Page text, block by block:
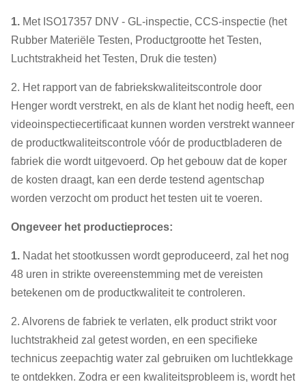
1. Met ISO17357 DNV - GL-inspectie, CCS-inspectie (het
Rubber Materiële Testen, Productgrootte het Testen,
Luchtstrakheid het Testen, Druk die testen)
2. Het rapport van de fabriekskwaliteitscontrole door
Henger wordt verstrekt, en als de klant het nodig heeft, een
videoinspectiecertificaat kunnen worden verstrekt wanneer
de productkwaliteitscontrole vóór de productbladeren de
fabriek die wordt uitgevoerd. Op het gebouw dat de koper
de kosten draagt, kan een derde testend agentschap
worden verzocht om product het testen uit te voeren.
Ongeveer het productieproces:
1. Nadat het stootkussen wordt geproduceerd, zal het nog
48 uren in strikte overeenstemming met de vereisten
betekenen om de productkwaliteit te controleren.
2. Alvorens de fabriek te verlaten, elk product strikt voor
luchtstrakheid zal getest worden, en een specifieke
technicus zeepachtig water zal gebruiken om luchtlekkage
te ontdekken. Zodra er een kwaliteitsprobleem is, wordt het